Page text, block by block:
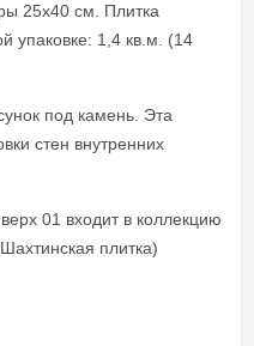
25x40 см. Плитка
упаковке: 1,4 кв.м. (14
под камень. Эта
стен внутренних
01 входит в коллекцию
плитка)